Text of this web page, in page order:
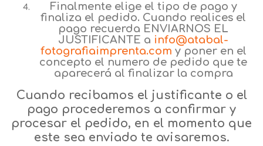
Finalmente elige el tipo de pago y
finaliza el pedido. Cuando realices el
pago recuerda ENVIARNOS EL
JUSTIFICANTE a info@atabal-
fotografiaimprenta.com y poner en el
concepto el numero de pedido que te
aparecerá al finalizar la compra
Cuando recibamos el justificante o el
pago procederemos a confirmar y
procesar el pedido, en el momento que
este sea enviado te avisaremos.